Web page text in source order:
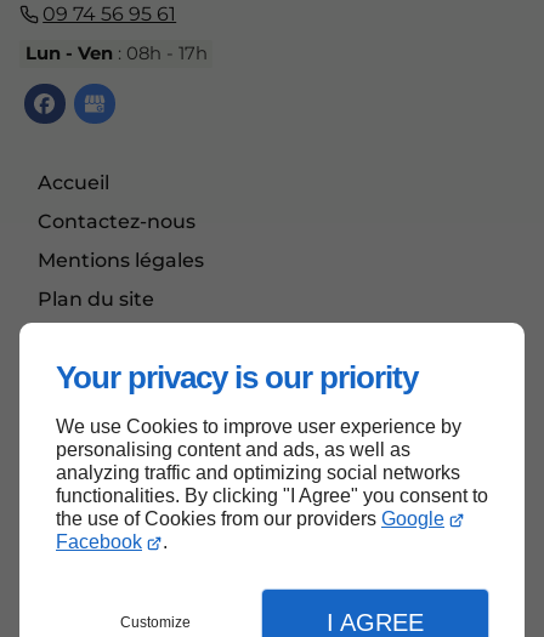
Your privacy is our priority
We use Cookies to improve user experience by
personalising content and ads, as well as
analyzing traffic and optimizing social networks
functionalities. By clicking "I Agree" you consent to
the use of Cookies from our providers Google
Facebook
.
Customize I AGREE
09 74 56 95 61
Lun - Ven : 08h - 17h
Accueil
Contactez-nous
Mentions légales
Plan du site
Haut de page